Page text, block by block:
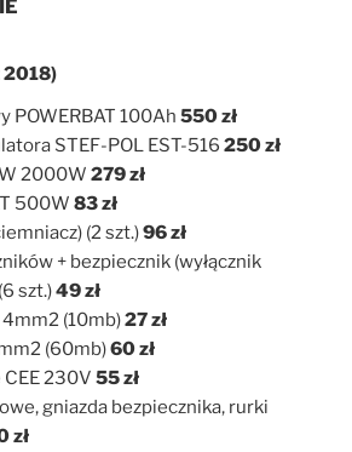
2018)
POWERBAT 100Ah 550 zł
STEF-POL EST-516 250 zł
2000W 279 zł
500W 83 zł
(2 szt.)96 zł
+ bezpiecznik (wyłącznik
szt.)49 zł
(10mb)27 zł
(60mb)60 zł
CEE 230V 55 zł
gniazda bezpiecznika, rurki
zł